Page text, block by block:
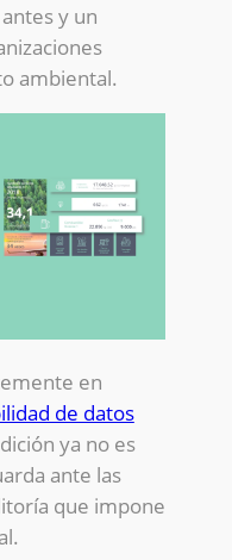
y un
ambiental.
en
de datos
ya no es
ante las
que impone